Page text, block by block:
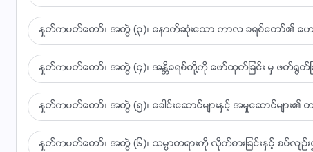
ဘယ္လိုတာဝန္ယူေစာင့္ေရွာက္ခဲ့သလဲ
ကြယ္ကာလို႔ ေစာင့္ၾကည့္ေပးတယ္ လူအေပၚဘုရား၏လုပ္ရပ္
လူေတြ ကိုးစားယုံၾကည္ၿပီး သူ႔စကားအား နာခံဖို႔ ဘုရားေမွ်ာ္
ဒီအရာေတြဟာ ဘုရားက လူအား ေတာင္းတဲ့ ပထမဦးဆုံးအ
IV
ႏႈတ္ကပတ္ေတာ္၊ အတြဲ (၃)၊ ေနာက္ဆုံးေသာ ကာလ ခရစ္ေတာ္၏ ေဟာေျ
ႏႈတ္ကပတ္ေတာ္၊ အတြဲ (၄)၊ အႏၲိခရစ္တို႔ကို ေဖာ္ထုတ္ျခင္း မွ ဖတ္႐ြတ္ျ
ႏႈတ္ကပတ္ေတာ္၊ အတြဲ (၅)၊ ေခါင္းေဆာင္မ်ားႏွင့္ အမႈေဆာင္မ်ား၏ တ
ႏႈတ္ကပတ္ေတာ္၊ အတြဲ (၆)၊ သမၼာတရားကို လိုက္စားျခင္းႏွင့္ စပ္လ်ဥ္း